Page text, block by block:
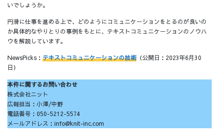
チームインタビュー02
お問い合わせ
いでしょうか。
円滑に仕事を進める上で、どのようにコミュニケーションをとるのが良いの
か具体的なやりとりの事例をもとに、テキストコミュニケーションのノウハ
ウを解説しています。
NewsPicks： テキストコミュニケーションの技術（公開日：2023年6月30
日）
本件に関するお問い合わせ
株式会社ニット
広報担当：小澤/中野
電話番号：050-5212-5574
メールアドレス：info@knit-inc.com